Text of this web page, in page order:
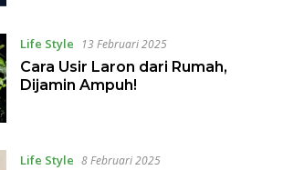
Life Style 13 Februari 2025
Cara Usir Laron dari Rumah,
Dijamin Ampuh!
Life Style 8 Februari 2025